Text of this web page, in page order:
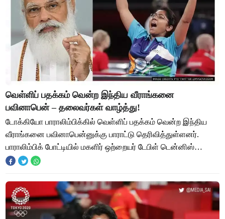
வெள்ளிப் பதக்கம் வென்ற இந்திய வீராங்கனை
பவினாபென் – தலைவர்கள் வாழ்த்து!
டோக்கியோ பாராலிம்பிக்கில் வெள்ளிப் பதக்கம் வென்ற இந்திய
வீராங்கனை பவினாபென்னுக்கு பாராட்டு தெரிவித்துள்ளனர்.
பாராலிம்பிக் போட்டியில் மகளிர் ஒற்றையர் டேபிள் டென்னிஸ்
இறுதிப் போட்டியில் இந்திய வீராங்கன